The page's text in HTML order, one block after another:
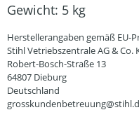
Gewicht: 5 kg
Herstellerangaben gemäß EU-
Stihl Vetriebszentrale AG & Co.
Robert-Bosch-Straße 13
64807 Dieburg
Deutschland